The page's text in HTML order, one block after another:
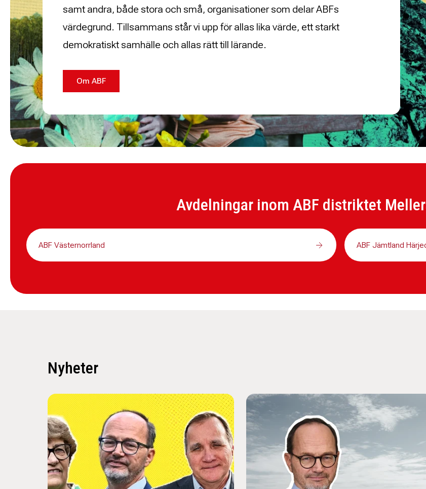
samt andra, både stora och små, organisationer som delar ABFs
värdegrund. Tillsammans står vi upp för allas lika värde, ett starkt
demokratiskt samhälle och allas rätt till lärande.
Om ABF
Avdelningar inom ABF distriktet
ABF Västernorrland ABF Jämtland
Nyheter